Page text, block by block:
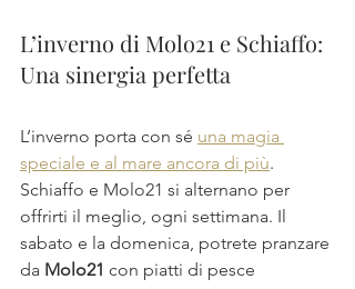
L’inverno di Molo21 e Schiaffo:
Una sinergia perfetta
L’inverno porta con sé una magia
speciale e al mare ancora di più.
Schiaffo e Molo21 si alternano per
offrirti il meglio, ogni settimana. Il
sabato e la domenica, potrete pranzare
da Molo21 con piatti di pesce